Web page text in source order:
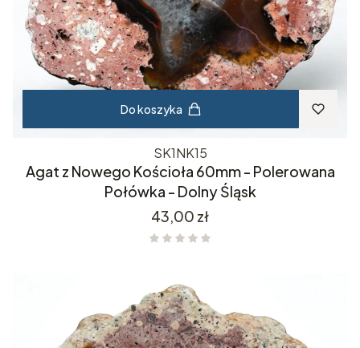
Do koszyka
SK1NK15
Agat z Nowego Kościoła 60mm - Polerowana
Połówka - Dolny Śląsk
Cena
43,00 zł